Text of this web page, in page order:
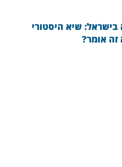
בישראל: שיא היסטורי
זה אומר?